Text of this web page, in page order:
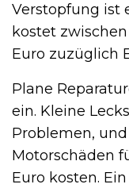
Verstopfung ist
kostet
Euro zuzüglich
Plane
ein. Kleine
Problemen,
Motorschäden
Euro kosten.